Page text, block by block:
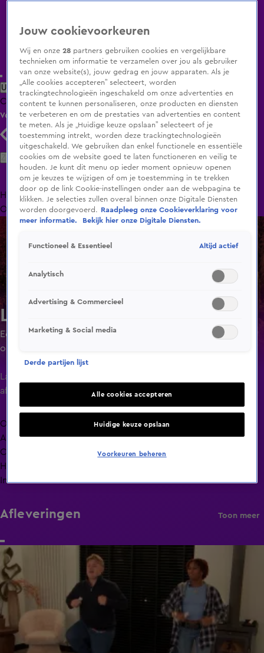
Uitzending Gemist Populaire programma's Zenders Genres
ClipsFilmsRadioSmart TV inlogShop
Volg KIJK
Zoeken
HomeUitzending Gemist Programma's De Bondgenoten
OranjezomerLivestreamsShop
Lang Leve de Liefde
Een liefdesexperiment waarin singles ruim de tijd krijgen
om elkaar goed te leren kennen door minimaal 24 uur of
maximaal 4 dagen met elkaar door te brengen.
Laatste
aflevering
Overzicht
Afleveringen
Clips
Hoe is het nu met?
Info
Afleveringen Toon meer
21:50
Jouw cookievoorkeuren
Wij en onze28 partners gebruiken cookies en vergelijkbare
technieken om informatie te verzamelen over jou als gebruiker
van onze website(s), jouw gedrag en jouw apparaten. Als je
„Alle cookies accepteren” selecteert, worden
trackingtechnologieën ingeschakeld om onze advertenties en
content te kunnen personaliseren, onze producten en diensten
te verbeteren en om de prestaties van advertenties en content
te meten. Als je „Huidige keuze opslaan” selecteert of je
toestemming intrekt, worden deze trackingtechnologieën
uitgeschakeld. We gebruiken dan enkel functionele en essentiële
cookies om de website goed te laten functioneren en veilig te
houden. Je kunt dit menu op ieder moment opnieuw openen
om je keuzes te wijzigen of om je toestemming in te trekken
door op de link Cookie-instellingen onder aan de webpagina te
klikken. Je selecties zullen overal binnen onze Digitale Diensten
worden doorgevoerd.
Raadpleeg onze Cookieverklaring voor
meer informatie.
Bekijk hier onze Digitale Diensten.
Functioneel & Essentieel Altijd actief
Analytisch
Advertising & Commercieel
Marketing & Social media
Derde partijen lijst
Alle cookies accepteren
Huidige keuze opslaan
Voorkeuren beheren